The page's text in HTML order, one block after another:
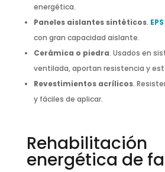
energética.
Paneles aislantes sintéticos. EPS
con gran capacidad aislante.
Cerámica o piedra. Usados en
ventilada, aportan resistencia y
Revestimientos acrílicos.
y fáciles de aplicar.
Rehabilitación
energética de